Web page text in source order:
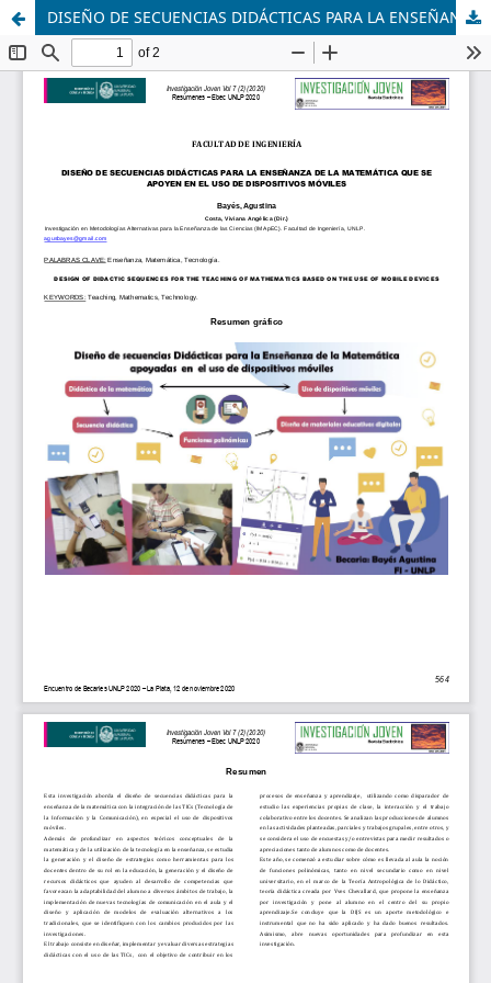
DISEÑO DE SECUENCIAS DIDÁCTICAS PARA LA ENSEÑANZA DE LA MATEMÁTICA QUE SE APOYEN EN EL USO DE DISPOSITIVOS MÓVILES